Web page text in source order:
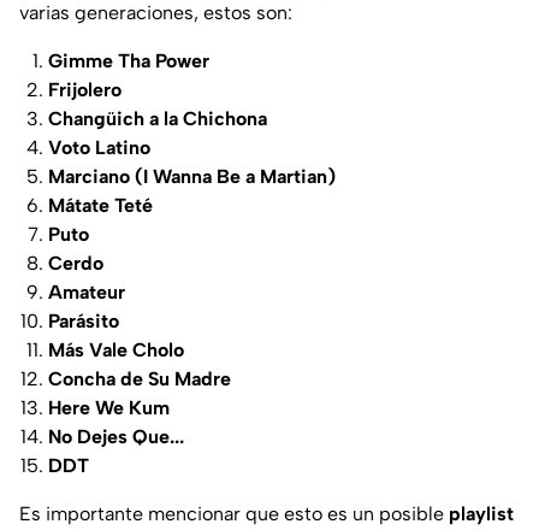
varias generaciones, estos son:
Gimme Tha Power
Frijolero
Changüich a la Chichona
Voto Latino
Marciano (I Wanna Be a Martian)
Mátate Teté
Puto
Cerdo
Amateur
Parásito
Más Vale Cholo
Concha de Su Madre
Here We Kum
No Dejes Que...
DDT
Es importante mencionar que esto es un posible playlist